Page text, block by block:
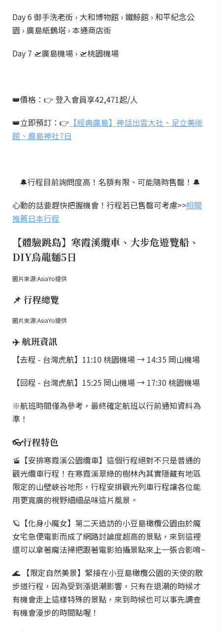
Day 6 御手洗老街 › 大和博物館 › 鐵鯨館 › 和平紀念公
園 › 廣島紙鶴塔 › 本通商店街
Day 7 🛫廣島機場 › 🛫桃園機場
👑價格：👉 登入會員享42,471起/人
👑立即預訂：👉 【經典廣島】神話出雲大社、足立美術
館、嚴島神社7日
🔔行程目前詢問度高！名額有限、可能隨時售罄！🔔
心動的話要趕快把握機會！行程若已售罄可考慮>>相關
推薦日本行程
【體驗跳島】寒霞溪纜車、大步危遊覽船、
DIY烏龍麵5日
圖片來源:AsiaYo提供
📌 行程總覽
圖片來源:AsiaYo提供
✈️ 航班資訊
【去程 - 台灣虎航】11:10 桃園機場 → 14:35 岡山機場
【回程 - 台灣虎航】15:25 岡山機場 → 17:30 桃園機場
※航班時間僅為參考，最終確定航班以行前通知資料為
準！
👓行程特色
🚡【安排寒霞溪公園纜車】這個行程絕對不只是普通的
觀光纜車行程！在寒霞溪翠綠的樹林內其實隱藏有地區
限定的山壁峽谷地形，行程安排觀光列車行程讓各位能
用更寬廣的視野細細品味這片風景。
🪐【化身小魔女】第二天造訪的小豆島橄欖公園由於魔
女宅急便電影而成了網路討論度超高的景點，來到這裡
還可以拿著魔法掃把跟著電影拍攝景點來上一張合影唷~
🌊 【限定自然美景】緊接在小豆島橄欖公園的天使的散
步道行程，因為受到漲退潮影響，只有在退潮的時候才
有機會走上這樣特殊的景點，來到時候也可以事先調查
有機會漫步的時間點喔！